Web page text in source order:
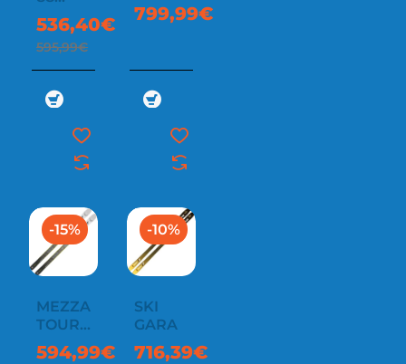
FLEX
90 SKI
536,40€
595,99€
799,99€
-15%
MEZZALAMA
TOURING
SKI
594,99€
-10%
SKI
GARA
716,39€